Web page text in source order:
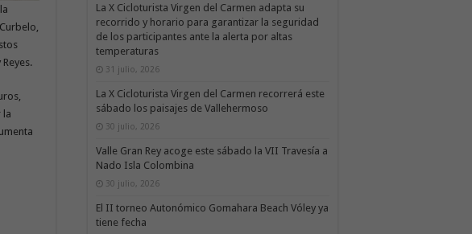
la
La X Cicloturista Virgen del Carmen adapta su
recorrido y horario para garantizar la seguridad
de los participantes ante la alerta por altas
temperaturas
31 julio, 2026
La X Cicloturista Virgen del Carmen recorrerá este
sábado los paisajes de Vallehermoso
30 julio, 2026
Valle Gran Rey acoge este sábado la VII Travesía a
Nado Isla Colombina
30 julio, 2026
El II torneo Autonómico Gomahara Beach Vóley ya
tiene fecha